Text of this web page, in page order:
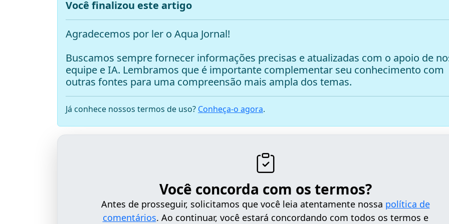
Você finalizou este artigo
Agradecemos por ler o Aqua Jornal!
Buscamos sempre fornecer informações precisas e atualizadas com o apoio de
equipe e IA. Lembramos que é importante complementar seu conhecimento com
outras fontes para uma compreensão mais ampla dos temas.
Já conhece nossos termos de uso? Conheça-o agora.
Você concorda com os termos?
Antes de prosseguir, solicitamos que você leia atentamente nossa política de
comentários. Ao continuar, você estará concordando com todos os termos e